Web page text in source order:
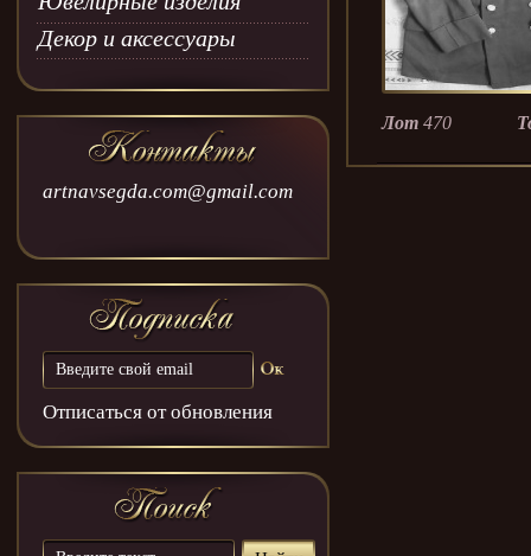
Декор и аксессуары
artnavsegda.com@gmail.com
Отписаться от обновления
Лот 470